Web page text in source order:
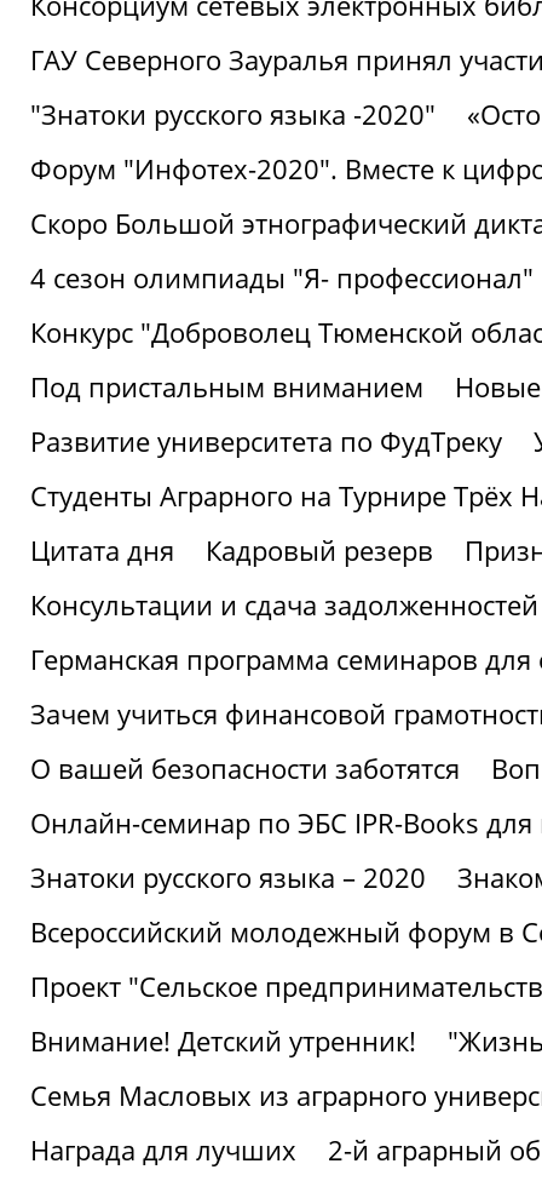
ГАУ Северного Зауралья принял
"Знатоки русского языка -2020"
Форум "Инфотех-2020". Вместе к
Скоро Большой этнографический
4 сезон олимпиады "Я- профессионал"
Конкурс "Доброволец Тюменской
Под пристальным вниманием
Развитие университета по ФудТреку
Студенты Аграрного на Турнире Трёх
Цитата дня
Кадровый резерв
Консультации и сдача
Германская программа семинаров для
Зачем учиться финансовой
О вашей безопасности заботятся
Онлайн-семинар по ЭБС IPR-Books для
Знатоки русского языка – 2020
Всероссийский молодежный форум в
Проект "Сельское
Внимание! Детский утренник!
Семья Масловых из аграрного
Награда для лучших
2-й аграрный